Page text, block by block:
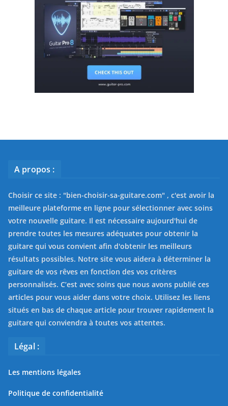
A propos :
Choisir ce site : "bien-choisir-sa-guitare.com" , c'est avoir la
meilleure plateforme en ligne pour sélectionner avec soins
votre nouvelle guitare. Il est nécessaire aujourd'hui de
prendre toutes les mesures adéquates pour obtenir la
guitare qui vous convient afin d'obtenir les meilleurs
résultats possibles. Notre site vous aidera à déterminer la
guitare de vos rêves en fonction des vos critères
personnalisés. C’est avec soins que nous avons publié ces
articles pour vous aider dans votre choix. Utilisez les liens
situés en bas de chaque article pour trouver rapidement la
guitare qui conviendra à toutes vos attentes.
Légal :
Les mentions légales
Politique de confidentialité